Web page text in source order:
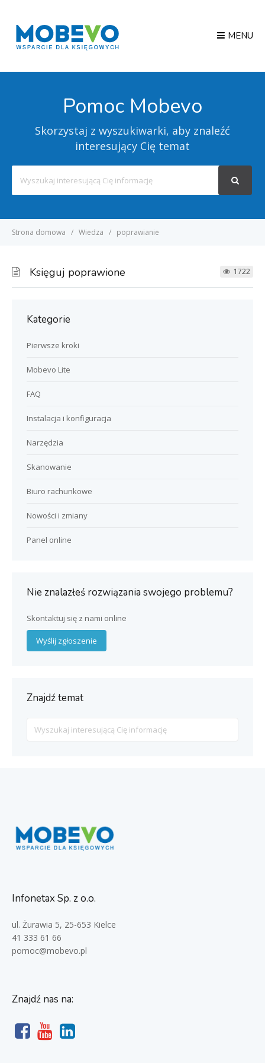
MENU
Pomoc Mobevo
Skorzystaj z wyszukiwarki, aby znaleźć
interesujący Cię temat
For
Strona domowa Wiedza poprawianie
Księguj poprawione 1722
Kategorie
Pierwsze kroki
Mobevo Lite
FAQ
Instalacja i konfiguracja
Narzędzia
Skanowanie
Biuro rachunkowe
Nowości i zmiany
Panel online
Nie znalazłeś rozwiązania swojego problemu?
Skontaktuj się z nami online
Wyślij zgłoszenie
Znajdź temat
For
Infonetax Sp. z o.o.
ul. Żurawia 5, 25-653 Kielce
41 333 61 66
pomoc@mobevo.pl
Znajdź nas na: